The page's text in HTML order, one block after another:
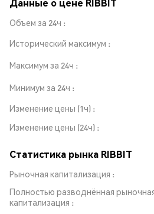
Данные о цене RIBBIT
Объем за 24ч
Исторический максимум
Максимум за 24ч
Минимум за 24ч
Изменение цены (1ч)
Изменение цены (24ч)
Статистика рынка RIBBIT
Рыночная капитализация
Полностью разводнённая
капитализация